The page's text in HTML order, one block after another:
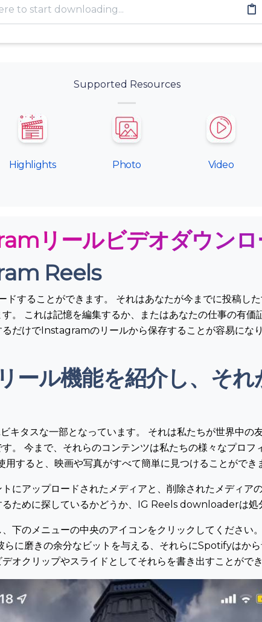
Supported Resources
Highlights Photo Video
リールビデオダウンロ
Reels
することができます。 それはあなたが今までに投稿し
。 これは記憶を編集するか、またはあなたの仕事の有
だけでInstagramのリールから保存することが容易にな
ル機能を紹介し、それ
キタスな一部となっています。 それは私たちが世界中の
。 今まで、それらのコンテンツは私たちの様々なプロ
ると、映画や写真がすべて簡単に見つけることができ
にアップロードされたメディアと、削除されたメディア
るために探しているかどうか、IG Reels downloaderは処
下のメニューの中央のアイコンをクリックしてください
に磨きの余分なビットを与える、それらにSpotifyはか
オクリップやスライドとしてそれらを書き出すことがで